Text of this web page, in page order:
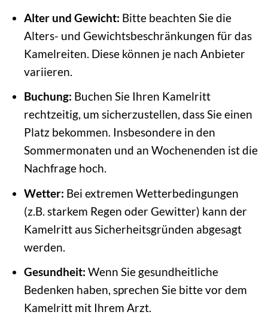
Alter und Gewicht: Bitte beachten Sie die
Alters- und Gewichtsbeschränkungen für das
Kamelreiten. Diese können je nach Anbieter
variieren.
Buchung: Buchen Sie Ihren Kamelritt
rechtzeitig, um sicherzustellen, dass Sie einen
Platz bekommen. Insbesondere in den
Sommermonaten und an Wochenenden ist die
Nachfrage hoch.
Wetter: Bei extremen Wetterbedingungen
(z.B. starkem Regen oder Gewitter) kann der
Kamelritt aus Sicherheitsgründen abgesagt
werden.
Gesundheit: Wenn Sie gesundheitliche
Bedenken haben, sprechen Sie bitte vor dem
Kamelritt mit Ihrem Arzt.